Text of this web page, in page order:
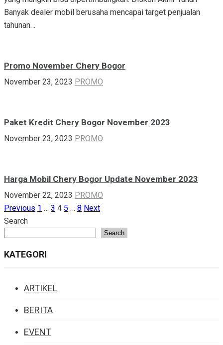
Banyak dealer mobil berusaha mencapai target penjualan
tahunan…
Promo November Chery Bogor
November 23, 2023 PROMO
Paket Kredit Chery Bogor November 2023
November 23, 2023 PROMO
Harga Mobil Chery Bogor Update November 2023
November 22, 2023 PROMO
Posts
navigation
Previous 1 … 3 4 5 … 8 Next
Search
Search
KATEGORI
ARTIKEL
BERITA
EVENT